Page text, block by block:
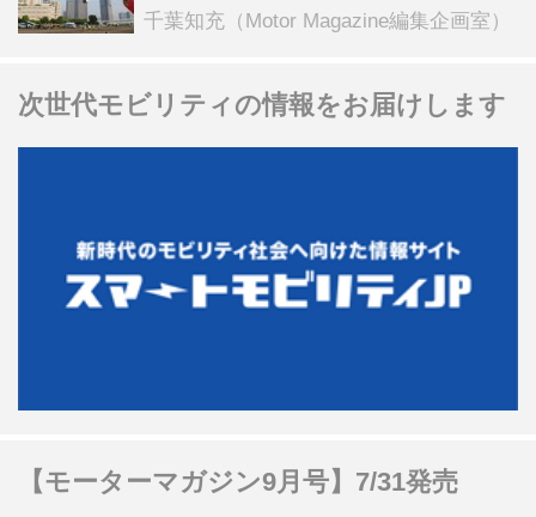
ンテンツも
千葉知充（Motor Magazine編集企画室）
次世代モビリティの情報をお届けします
【モーターマガジン9月号】7/31発売